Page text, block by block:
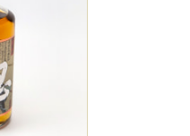
干してしまい
たまらない、
ださい。